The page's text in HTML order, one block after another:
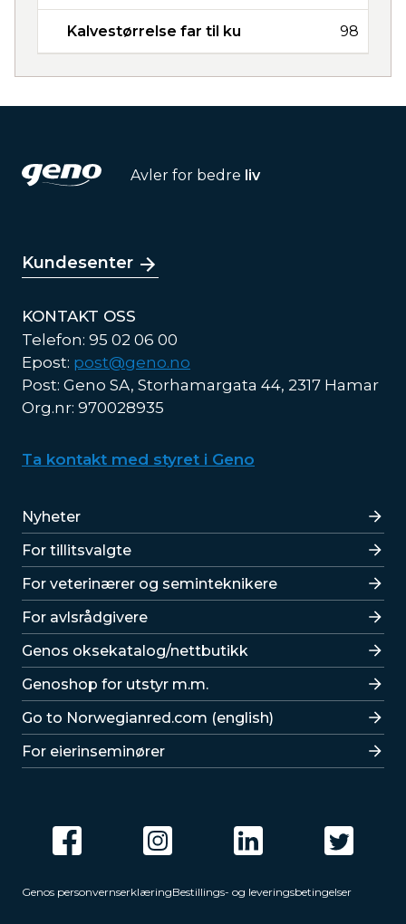
Kalvestørrelse far til ku 98
Avler for bedre liv
Kundesenter
KONTAKT OSS
Telefon: 95 02 06 00
Epost: post@geno.no
Post: Geno SA, Storhamargata 44, 2317 Hamar
Org.nr: 970028935
Ta kontakt med styret i Geno
Lenker
Nyheter
For tillitsvalgte
For veterinærer og seminteknikere
For avlsrådgivere
Lenker
Genos oksekatalog/nettbutikk
Genoshop for utstyr m.m.
Go to Norwegianred.com (english)
For eierinseminører
Genos personvernserklæringBestillings- og leveringsbetingelser